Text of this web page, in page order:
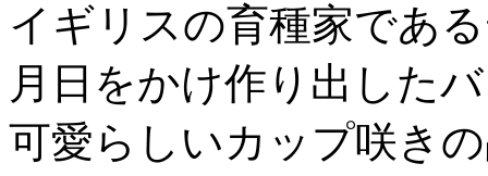
イギリスの育種家であ
月日をかけ作り出した
可愛らしいカップ咲き